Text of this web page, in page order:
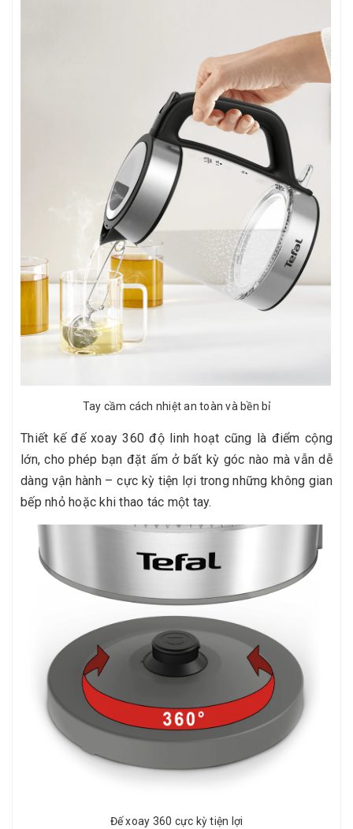
Tay cầm cách nhiệt an toàn và bền bỉ
Thiết kế đế xoay 360 độ linh hoạt cũng là điểm cộng
lớn, cho phép bạn đặt ấm ở bất kỳ góc nào mà vẫn dễ
dàng vận hành – cực kỳ tiện lợi trong những không gian
bếp nhỏ hoặc khi thao tác một tay.
Đế xoay 360 cực kỳ tiện lợi